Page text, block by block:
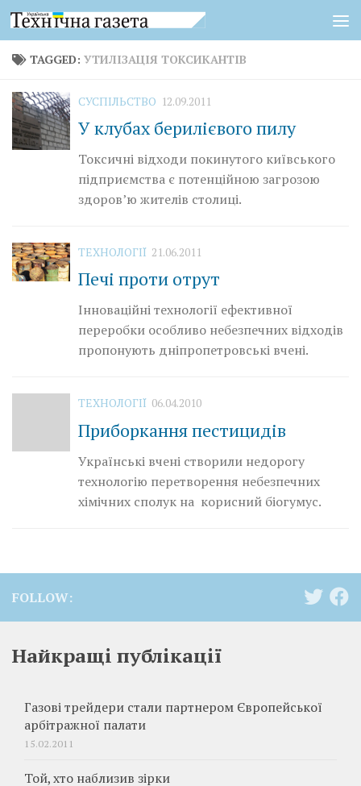
Skip to content
TAGGED: УТИЛІЗАЦІЯ ТОКСИКАНТІВ
СУСПІЛЬСТВО 12.09.2011
У клубах берилієвого пилу
Токсичні відходи покинутого київського
підприємства є потенційною загрозою
здоров’ю жителів столиці.
ТЕХНОЛОГІЇ 21.06.2011
Печі проти отрут
Інноваційні технології ефективної
переробки особливо небезпечних відходів
пропонують дніпропетровські вчені.
ТЕХНОЛОГІЇ 06.04.2010
Приборкання пестицидів
Українські вчені створили недорогу
технологію перетворення небезпечних
хімічних сполук на корисний біогумус.
FOLLOW:
Найкращі публікації
Газові трейдери стали партнером Європейської
арбітражної палати
15.02.2011
Той, хто наблизив зірки